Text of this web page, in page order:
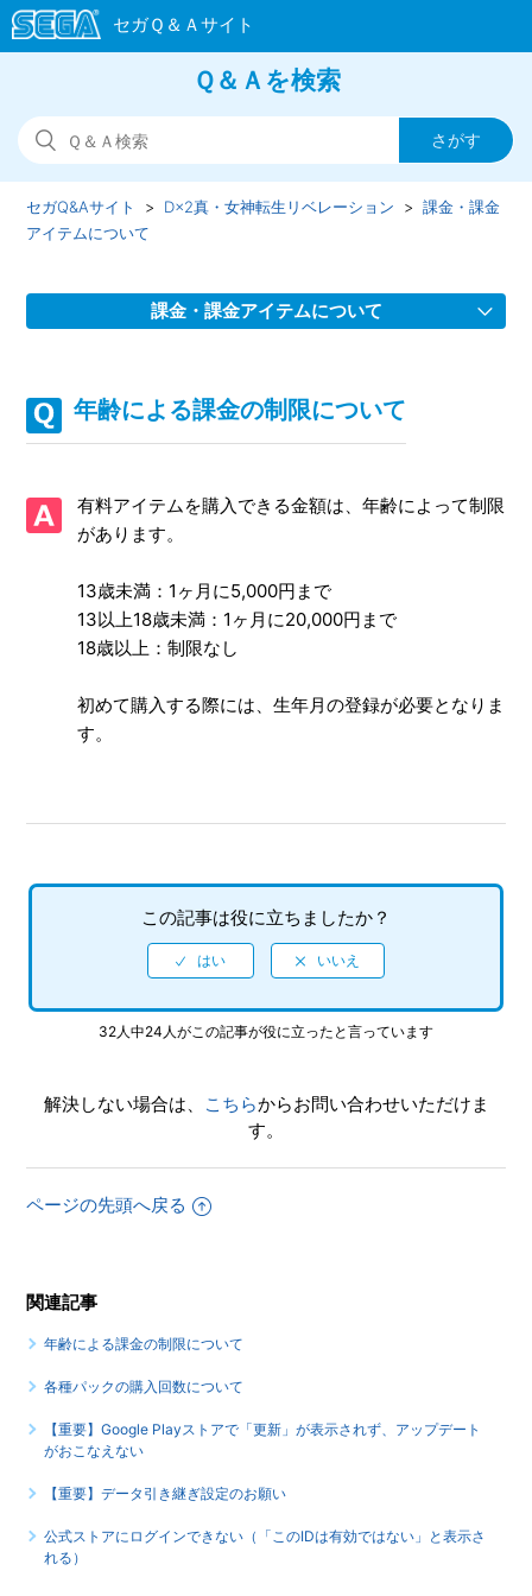
Ｑ＆Ａを検索
セガQ&Aサイト D×2真・女神転生リベレーション
課金・課金
アイテムについて
課金・課金アイテムについて
と表示される）
各種パックの購入回数について
年齢による課金の制限について
有料アイテムを購入できる金額は、年齢によって制限
があります。
13歳未満：1ヶ月に5,000円まで
13以上18歳未満：1ヶ月に20,000円まで
18歳以上：制限なし
初めて購入する際には、生年月の登録が必要となりま
す。
この記事は役に立ちましたか？
32人中24人がこの記事が役に立ったと言っています
解決しない場合は、 こちらからお問い合わせいただけま
す。
ページの先頭へ戻る
関連記事
年齢による課金の制限について
各種パックの購入回数について
【重要】Google Playストアで「更新」が表示されず、アップデート
がおこなえない
【重要】データ引き継ぎ設定のお願い
公式ストアにログインできない（「このIDは有効ではない」と表示さ
れる）